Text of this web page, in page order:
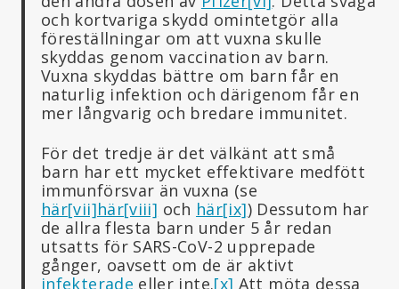
och kortvariga skydd omintetgör alla
föreställningar om att vuxna skulle
skyddas genom vaccination av barn.
Vuxna skyddas bättre om barn får en
naturlig infektion och därigenom får en
mer långvarig och bredare immunitet.
För det tredje är det välkänt att små
barn har ett mycket effektivare medfött
immunförsvar än vuxna (se
här[vii]här[viii] och här[ix]) Dessutom har
de allra flesta barn under 5 år redan
utsatts för SARS-CoV-2 upprepade
gånger, oavsett om de är aktivt
infekterade eller inte.[x] Att möta dessa